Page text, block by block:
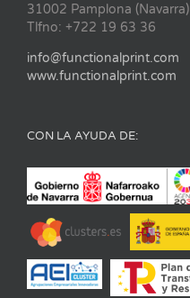
31002 Pamplona (Navarra)
Tlfno: +722 19 63 36
info@functionalprint.com
www.functionalprint.com
CON LA AYUDA DE: